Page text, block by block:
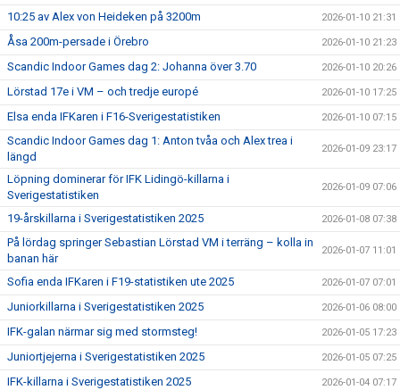
10:25 av Alex von Heideken på 3200m 2026-01-10 21:31
Åsa 200m-persade i Örebro 2026-01-10 21:23
Scandic Indoor Games dag 2: Johanna över 3.70 2026-01-10 20:26
Lörstad 17e i VM – och tredje europé 2026-01-10 17:25
Elsa enda IFKaren i F16-Sverigestatistiken 2026-01-10 07:15
Scandic Indoor Games dag 1: Anton tvåa och Alex trea i
längd
2026-01-09 23:17
Löpning dominerar för IFK Lidingö-killarna i
Sverigestatistiken
2026-01-09 07:06
19-årskillarna i Sverigestatistiken 2025 2026-01-08 07:38
På lördag springer Sebastian Lörstad VM i terräng – kolla in
banan här
2026-01-07 11:01
Sofia enda IFKaren i F19-statistiken ute 2025 2026-01-07 07:01
Juniorkillarna i Sverigestatistiken 2025 2026-01-06 08:00
IFK-galan närmar sig med stormsteg! 2026-01-05 17:23
Juniortjejerna i Sverigestatistiken 2025 2026-01-05 07:25
IFK-killarna i Sverigestatistiken 2025 2026-01-04 07:17